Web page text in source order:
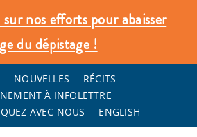
nos efforts pour abaisser
du dépistage !
NOUVELLES
RÉCITS
À INFOLETTRE
AVEC NOUS
ENGLISH